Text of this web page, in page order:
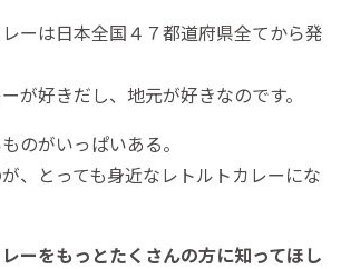
ーは日本全国４７都道府県全てから発
が好きだし、地元が好きなのです。
のがいっぱいある。
、とっても身近なレトルトカレーにな
ーをもっとたくさんの方に知ってほし